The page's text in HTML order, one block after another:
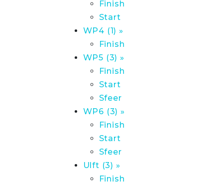
Finish
Start
WP4 (1) »
Finish
WP5 (3) »
Finish
Start
Sfeer
WP6 (3) »
Finish
Start
Sfeer
Ulft (3) »
Finish